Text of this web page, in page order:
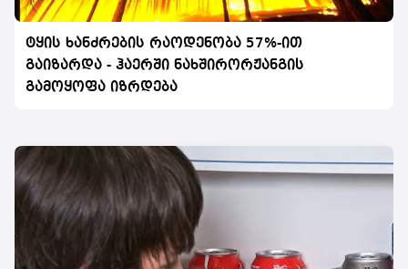
ტყის ხანძრების რაოდენობა 57%-ით
გაიზარდა - ჰაერში ნახშირორჟანგის
გამოყოფა იზრდება